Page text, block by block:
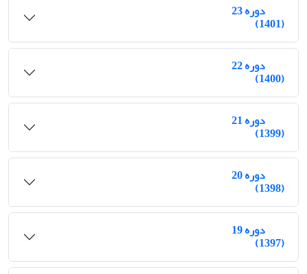
دوره 23
(1401)
دوره 22
(1400)
دوره 21
(1399)
دوره 20
(1398)
دوره 19
(1397)